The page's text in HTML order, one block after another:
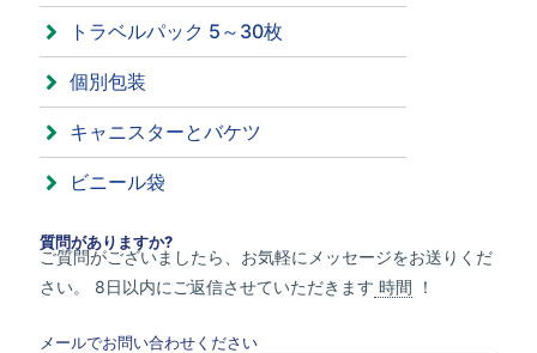
トラベルパック 5～30枚
個別包装
キャニスターとバケツ
ビニール袋
質問がありますか?
ご質問がございましたら、お気軽にメッセージをお送りくだ
さい。 8日以内にご返信させていただきます 時間 ！
メールでお問い合わせください